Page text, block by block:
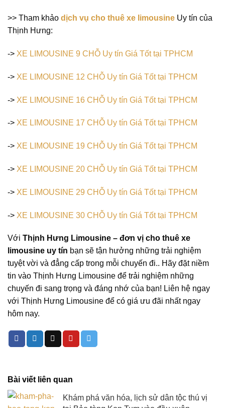
>> Tham khảo dịch vụ cho thuê xe limousine Uy tín của
Thịnh Hưng:
-> XE LIMOUSINE 9 CHỖ Uy tín Giá Tốt tại TPHCM
-> XE LIMOUSINE 12 CHỖ Uy tín Giá Tốt tại TPHCM
-> XE LIMOUSINE 16 CHỖ Uy tín Giá Tốt tại TPHCM
-> XE LIMOUSINE 17 CHỖ Uy tín Giá Tốt tại TPHCM
-> XE LIMOUSINE 19 CHỖ Uy tín Giá Tốt tại TPHCM
-> XE LIMOUSINE 20 CHỖ Uy tín Giá Tốt tại TPHCM
-> XE LIMOUSINE 29 CHỖ Uy tín Giá Tốt tại TPHCM
-> XE LIMOUSINE 30 CHỖ Uy tín Giá Tốt tại TPHCM
Với Thịnh Hưng Limousine – đơn vị cho thuê xe
limousine uy tín bạn sẽ tận hưởng những trải nghiệm
tuyệt vời và đẳng cấp trong mỗi chuyến đi.. Hãy đặt niềm
tin vào Thịnh Hưng Limousine để trải nghiệm những
chuyến đi sang trọng và đáng nhớ của bạn! Liên hệ ngay
với Thịnh Hưng Limousine để có giá ưu đãi nhất ngay
hôm nay.
Bài viết liên quan
Khám phá văn hóa, lịch sử dân tộc thú vị